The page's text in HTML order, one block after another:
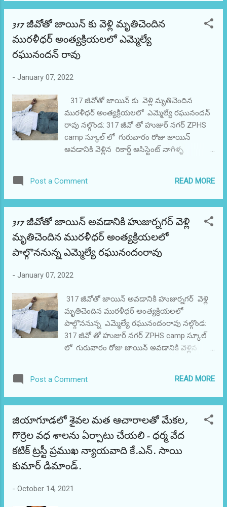
రాష్ట్ర ప్రధాన కార్యదర్శి కె.విరాహత్ అలీని
కలుసుకొని కృతజ్ఞతలు తెలిపింది. ఈ సందర్భంగా
విరాహత్ అలీ మాట్లాడుతూ భవిష్యత్తులో చిన్న,
మధ్యతరగతి పత్రికలకు, మేగజైన్లకు ఎలాంటి ఆపద
వచ్చినా తమ సంఘం ముందుండి పోరాడుతుందని
పత్రికల అసోసియేషన్ ఉప ప్రధాన కార్యదర్శి అశోక్,
ఉపాధ్యక్షులు దయానంద్, కోశాధికారి ఆజం ఖాన్,
రాష్ట్ర నాయకులు రాజిరెడ్డి, మాధవరెడ్డి, షాహెద్
తదితరులు పాల్గొన్నారు.
317 జీవోతో జాయిన్ కు వెళ్లి మృతిచెందిన
మురళీధర్ అంత్యక్రియలలో ఎమ్మెల్యే
రఘునందన్ రావు
- January 07, 2022
317 జీవోతో జాయిన్ కు వెళ్లి మృతిచెందిన
మురళీధర్ అంత్యక్రియలలో ఎమ్మెల్యే రఘునందన్
రావు నల్గొండ: 317 జీవో తో హుజుర్ నగర్ ZPHS
camp స్కూల్ లో గురువారం రోజు జాయిన్
అవడానికి వెళ్లిన రికార్డ్ అసిస్టెంట్ నాగిళ్ళ
ఏం.రఘునందన్ రావు ఏం.ఎల్.ఏ. గారు జిల్లా
అధ్యక్షుడు శ్రీ కంకణాల శ్రీధర్ రెడ్డి ఆయనకు
సానుభూతి తెలపడానికి ఈరోజు ఉదయం వారి
అంతిమ యాత్రలో పాల్గొంటున్నారని ఒక ప్రకటనలో
జిల్లా ప్రధాన కార్యదర్శి నిమ్మల రాజశేఖర్ రెడ్డి
తెలిపారు. చనిపోయిన మురళీధర్ స్వస్థలం నర్సింగ్
బట్ల గ్రామానికి ఈరోజు ఉదయం 11.30 గంటలకు
Post a Comment READ MORE
317 జీవోతో జాయిన్ అవడానికి హుజుర్నగర్ వెళ్లి
మృతిచెందిన మురళీధర్ అంత్యక్రియలలో
పాల్గొననున్న ఎమ్మెల్యే రఘునందంరావు
- January 07, 2022
317 జీవోతో జాయిన్ అవడానికి హుజుర్నగర్ వెళ్లి
మృతిచెందిన మురళీధర్ అంత్యక్రియలలో
పాల్గొననున్న ఎమ్మెల్యే రఘునందంరావు నల్గొండ:
317 జీవో తో హుజుర్ నగర్ ZPHS camp స్కూల్
లో గురువారం రోజు జాయిన్ అవడానికి వెళ్లిన
శాఖ తరపున ఏం.రఘునందన్ రావు ఏం.ఎల్.ఏ.
గారు జిల్లా అధ్యక్షుడు శ్రీ కంకణాల శ్రీధర్ రెడ్డి
ప్రగాఢ సానుభూతి తెలపడానికి ఈరోజు ఉదయం
వారి అంతిమ యాత్రలో పాల్గొంటున్నారని ఒక
ప్రకటనలో జిల్లా ప్రధాన కార్యదర్శి నిమ్మల రాజశేఖర్
రెడ్డి తెలిపారు. చనిపోయిన మురళీధర్ స్వస్థలం
నర్సింగ్ బట్ల గ్రామానికి ఈరోజు ఉదయం 11.30
Post a Comment READ MORE
జియాగూడలో శైవల మత ఆచారాలతో మేకల,
గొర్రెల వధ శాలను ఏర్పాటు చేయలి- ధర్మ వేద
కటిక్ ట్రస్టీ ప్రముఖ న్యాయవాది కే.ఎన్. సాయి
కుమార్ డిమాండ్.
- October 14, 2021